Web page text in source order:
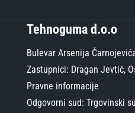
Tehnoguma d.o.o
Bulevar Arsenija
Zastupnici: Dragan Jevtić,
Pravne informacije
Odgovorni sud: Trgovinski